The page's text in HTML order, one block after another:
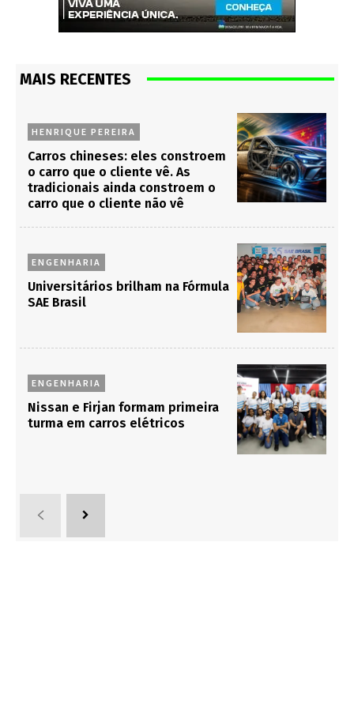
MAIS RECENTES
HENRIQUE PEREIRA
Carros chineses: eles constroem
o carro que o cliente vê. As
tradicionais ainda constroem o
carro que o cliente não vê
ENGENHARIA
Universitários brilham na Fórmula
SAE Brasil
ENGENHARIA
Nissan e Firjan formam primeira
turma em carros elétricos